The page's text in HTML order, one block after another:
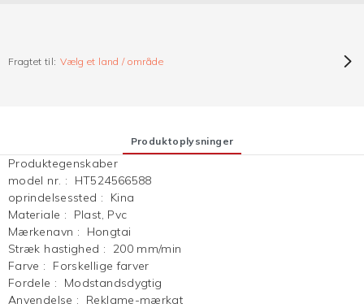
Fragtet til: Vælg et land / område
Produktoplysninger
Produktegenskaber
model nr. :
HT524566588
oprindelsessted :
Kina
Materiale :
Plast, Pvc
Mærkenavn :
Hongtai
Stræk hastighed :
200 mm/min
Farve :
Forskellige farver
Fordele :
Modstandsdygtig
Anvendelse :
Reklame-mærkat